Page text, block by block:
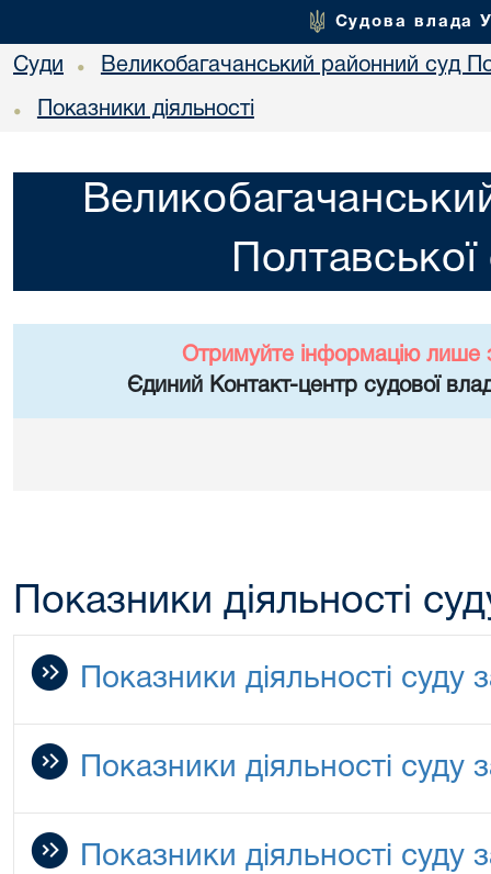
Судова влада
Суди • Великобагачанський районний суд
• Показники діяльності
Полтавської
Отримуйте інформацію лише
Єдиний Контакт-центр судової
Показники діяльності
Показники діяльності суду
Показники діяльності суду
Показники діяльності суду